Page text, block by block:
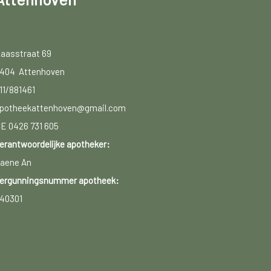
69
Attenhoven
881461
0426 731 605
apotheker:
An
apotheek: